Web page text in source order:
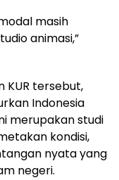
masih
animasi,”
KUR tersebut,
Indonesia
merupakan studi
kondisi,
nyata yang
negeri.